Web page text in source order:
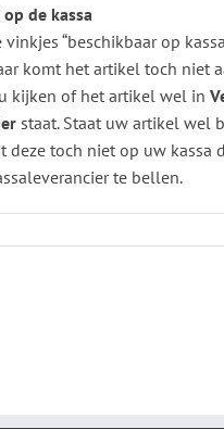
de kassa
vinkjes “beschikbaar op
komt het artikel toch niet
kijken of het artikel wel in
staat. Staat uw artikel wel
deze toch niet op uw kassa
te bellen.